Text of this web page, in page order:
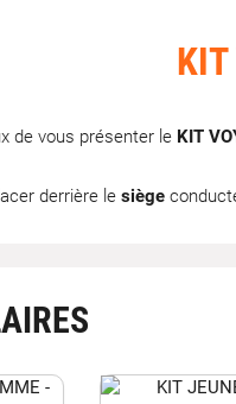
KIT
de vous présenter le KIT
derrière le siège